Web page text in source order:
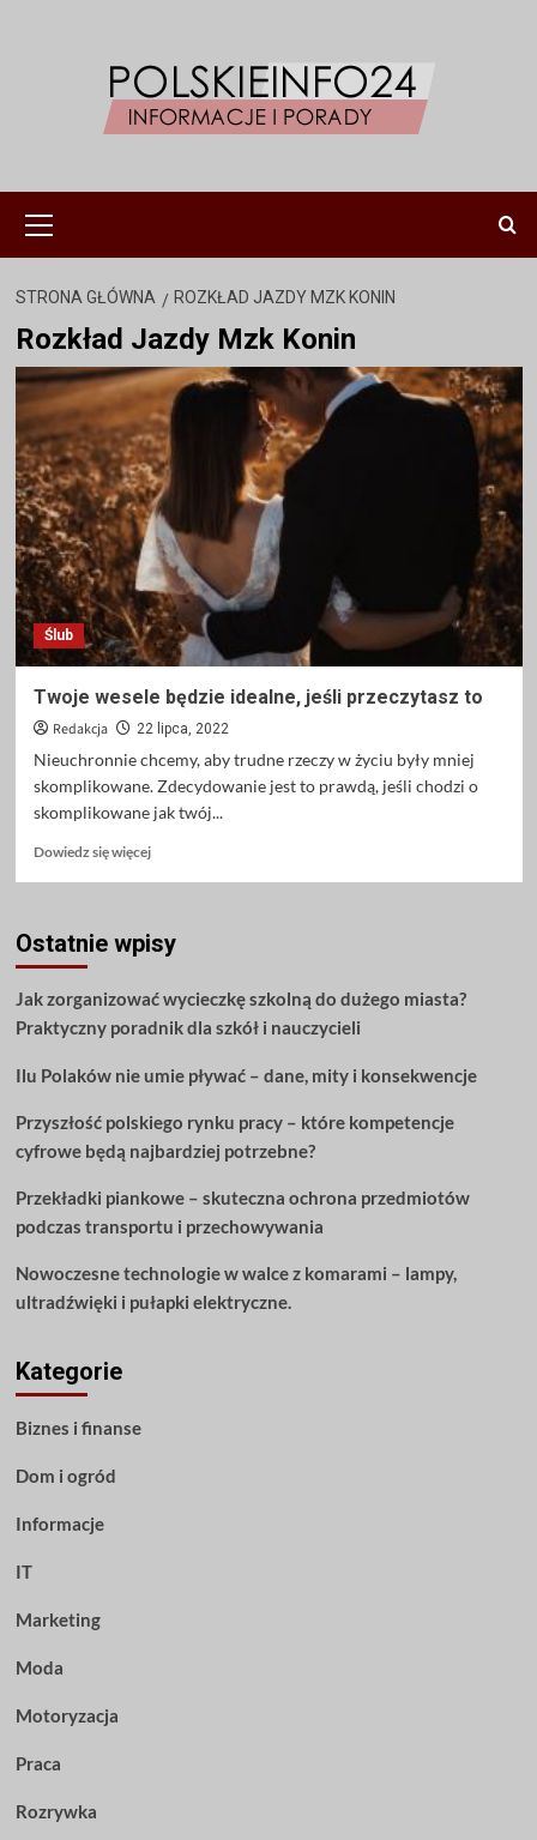
główne
STRONA GŁÓWNA ROZKŁAD JAZDY MZK KONIN
Rozkład Jazdy Mzk Konin
Ślub
Twoje wesele będzie idealne, jeśli przeczytasz to
Redakcja 22 lipca, 2022
Nieuchronnie chcemy, aby trudne rzeczy w życiu były mniej
skomplikowane. Zdecydowanie jest to prawdą, jeśli chodzi o
skomplikowane jak twój...
Dowiedz się więcejDowiedz
Twoje
wesele
idealne,
jeśli
to
Ostatnie wpisy
Jak zorganizować wycieczkę szkolną do dużego miasta?
Praktyczny poradnik dla szkół i nauczycieli
Ilu Polaków nie umie pływać – dane, mity i konsekwencje
Przyszłość polskiego rynku pracy – które kompetencje
cyfrowe będą najbardziej potrzebne?
Przekładki piankowe – skuteczna ochrona przedmiotów
podczas transportu i przechowywania
Nowoczesne technologie w walce z komarami – lampy,
ultradźwięki i pułapki elektryczne.
Kategorie
Biznes i finanse
Dom i ogród
Informacje
IT
Marketing
Moda
Motoryzacja
Praca
Rozrywka